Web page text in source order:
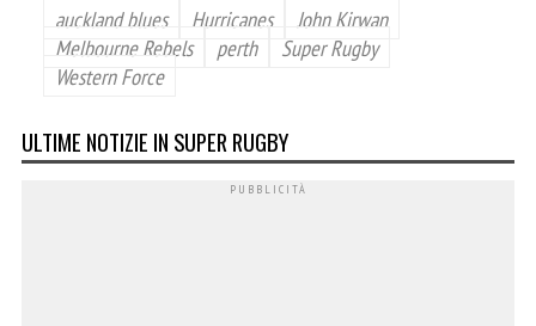
auckland blues Hurricanes
John Kirwan
Melbourne Rebels
perth
Super Rugby
Western Force
ULTIME NOTIZIE IN SUPER RUGBY